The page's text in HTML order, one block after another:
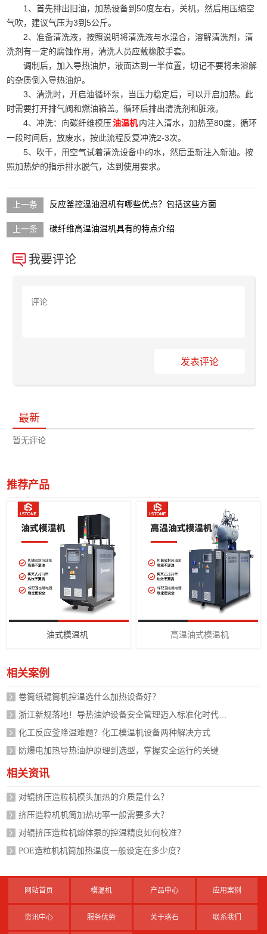
1、首先排出旧油，加热设备到50度左右，关机，然后用压缩空
气吹，建议气压为3到5公斤。
2、准备清洗液，按照说明将清洗液与水混合，溶解清洗剂，清
洗剂有一定的腐蚀作用，清洗人员应戴橡胶手套。
调制后，加入导热油炉，液面达到一半位置，切记不要将未溶解
的杂质倒入导热油炉。
3、清洗时，开启油循环泵，当压力稳定后，可以开启加热。此
时需要打开排气阀和燃油箱盖。循环后排出清洗剂和脏液。
4、冲洗：向碳纤维模压油温机内注入清水，加热至80度，循环
一段时间后，放废水，按此流程反复冲洗2-3次。
5、吹干，用空气试着清洗设备中的水，然后重新注入新油。按
照加热炉的指示排水脱气，达到使用要求。
反应釜控温油温机有哪些优点？包括这些方面
碳纤维高温油温机具有的特点介绍
我要评论
发表评论
最新
暂无评论
推荐产品
油式模温机 高温油式模温机
相关案例
卷筒纸辊筒机控温选什么加热设备好？
化工反应釜降温难题？化工模温机设备两种解决方式
防爆电加热导热油炉原理到选型，掌握安全运行的关键
相关资讯
对辊挤压造粒机模头加热的介质是什么？
挤压造粒机机筒加热功率一般需要多大？
对辊挤压造粒机熔体泵的控温精度如何校准？
POE造粒机机筒加热温度一般设定在多少度？
网站首页 模温机 产品中心 应用案例
资讯中心 服务优势 关于珞石 联系我们